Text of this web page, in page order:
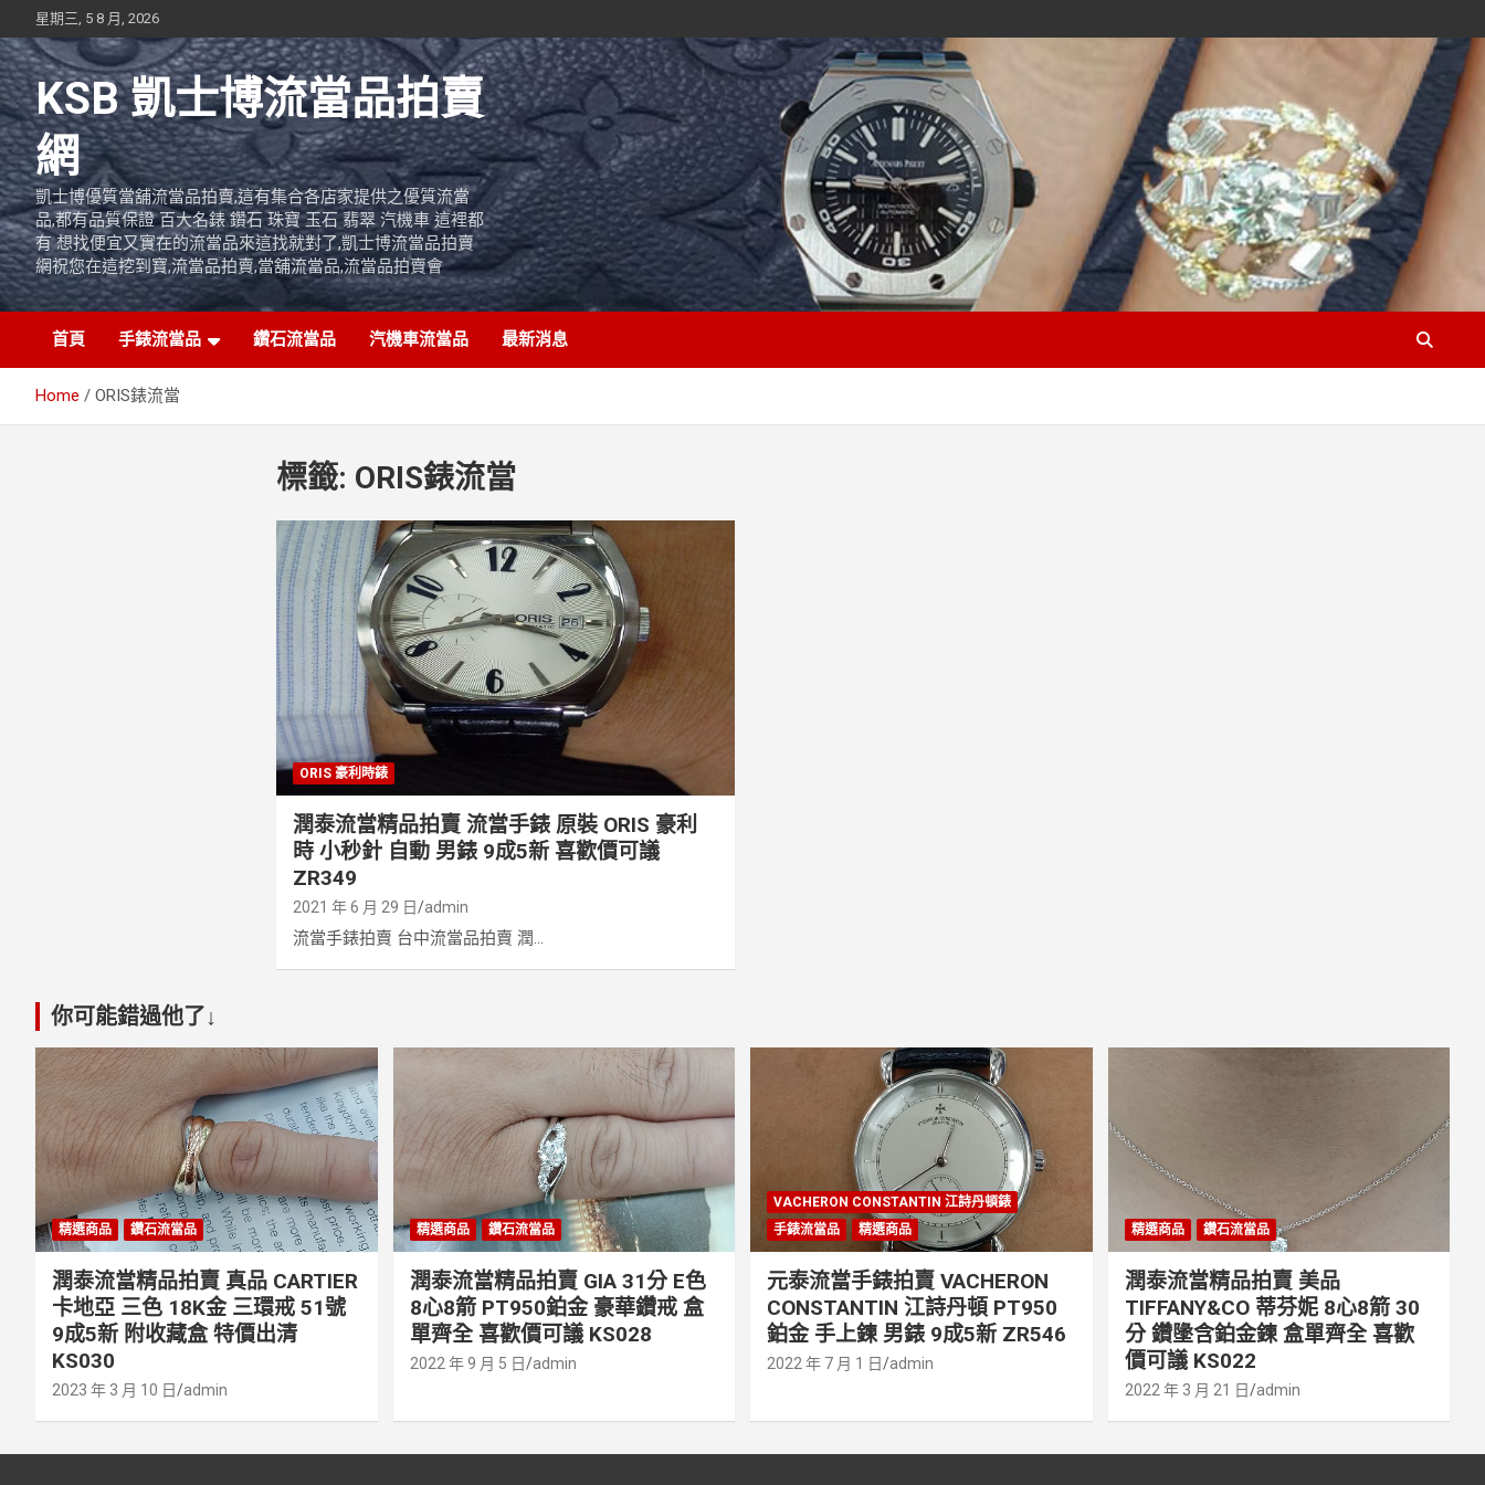
to
content
星期三, 5 8 月, 2026
KSB 凱士博流當品拍賣
網
凱士博優質當舖流當品拍賣,這有集合各店家提供之優質流當
品,都有品質保證 百大名錶 鑽石 珠寶 玉石 翡翠 汽機車 這裡都
有 想找便宜又實在的流當品來這找就對了,凱士博流當品拍賣
網祝您在這挖到寶,流當品拍賣,當舖流當品,流當品拍賣會
首頁 手錶流當品 鑽石流當品 汽機車流當品 最新消息
Home ORIS錶流當
標籤: ORIS錶流當
ORIS 豪利時錶
潤泰流當精品拍賣 流當手錶 原裝 ORIS 豪利
時 小秒針 自動 男錶 9成5新 喜歡價可議
ZR349
2021 年 6 月 29 日 admin
流當手錶拍賣 台中流當品拍賣 潤...
你可能錯過他了↓
精選商品 鑽石流當品
潤泰流當精品拍賣 真品 CARTIER
卡地亞 三色 18K金 三環戒 51號
9成5新 附收藏盒 特價出清
KS030
2023 年 3 月 10 日 admin
精選商品 鑽石流當品
潤泰流當精品拍賣 GIA 31分 E色
8心8箭 PT950鉑金 豪華鑽戒 盒
單齊全 喜歡價可議 KS028
2022 年 9 月 5 日 admin
VACHERON CONSTANTIN 江詩丹頓錶
手錶流當品
精選商品
元泰流當手錶拍賣 VACHERON
CONSTANTIN 江詩丹頓 PT950
鉑金 手上鍊 男錶 9成5新 ZR546
2022 年 7 月 1 日 admin
精選商品 鑽石流當品
潤泰流當精品拍賣 美品
TIFFANY&CO 蒂芬妮 8心8箭 30
分 鑽墬含鉑金鍊 盒單齊全 喜歡
價可議 KS022
2022 年 3 月 21 日 admin